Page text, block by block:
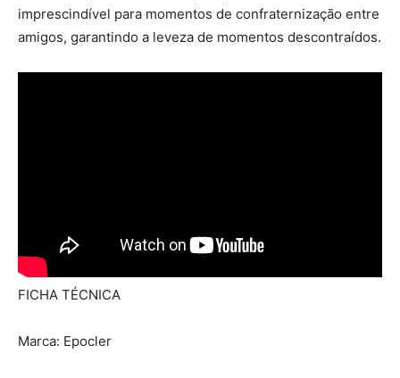
imprescindível para momentos de confraternização entre
amigos, garantindo a leveza de momentos descontraídos.
FICHA TÉCNICA
Marca: Epocler